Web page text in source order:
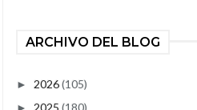
ARCHIVO DEL BLOG
► 2026(105)
2025 (180)